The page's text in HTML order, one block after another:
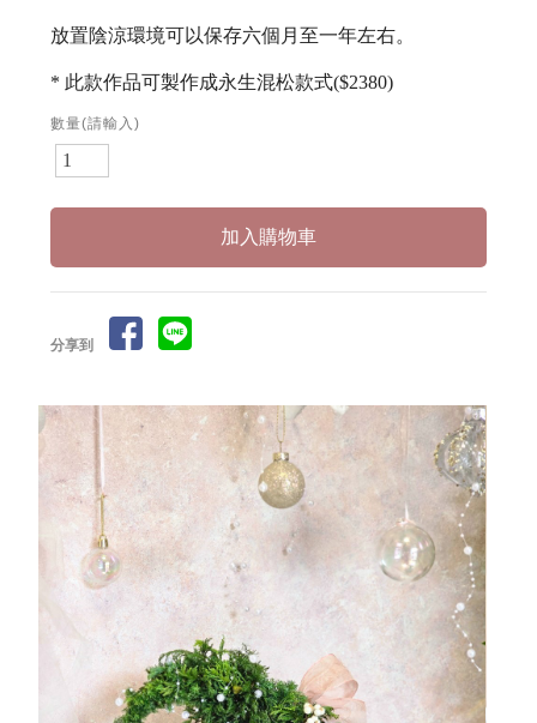
放置陰涼環境可以保存六個月至一年左右。
* 此款作品可製作成永生混松款式($2380)
數量(請輸入)
分享到